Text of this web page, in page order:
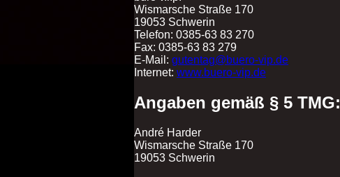
Wismarsche Straße 170
19053 Schwerin
Telefon: 0385-63 83 270
Fax: 0385-63 83 279
E-Mail: gutentag@buero-vip.de
Internet: www.buero-vip.de
Angaben gemäß § 5 TMG:
André Harder
Wismarsche Straße 170
19053 Schwerin